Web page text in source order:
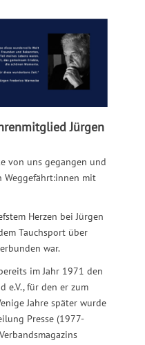
Jürgen
von uns gegangen und
Weggefährt:innen mit
Herzen bei Jürgen
Tauchsport über
war.
im Jahr 1971 den
e.V., für den er zum
Jahre später wurde
Presse (1977-